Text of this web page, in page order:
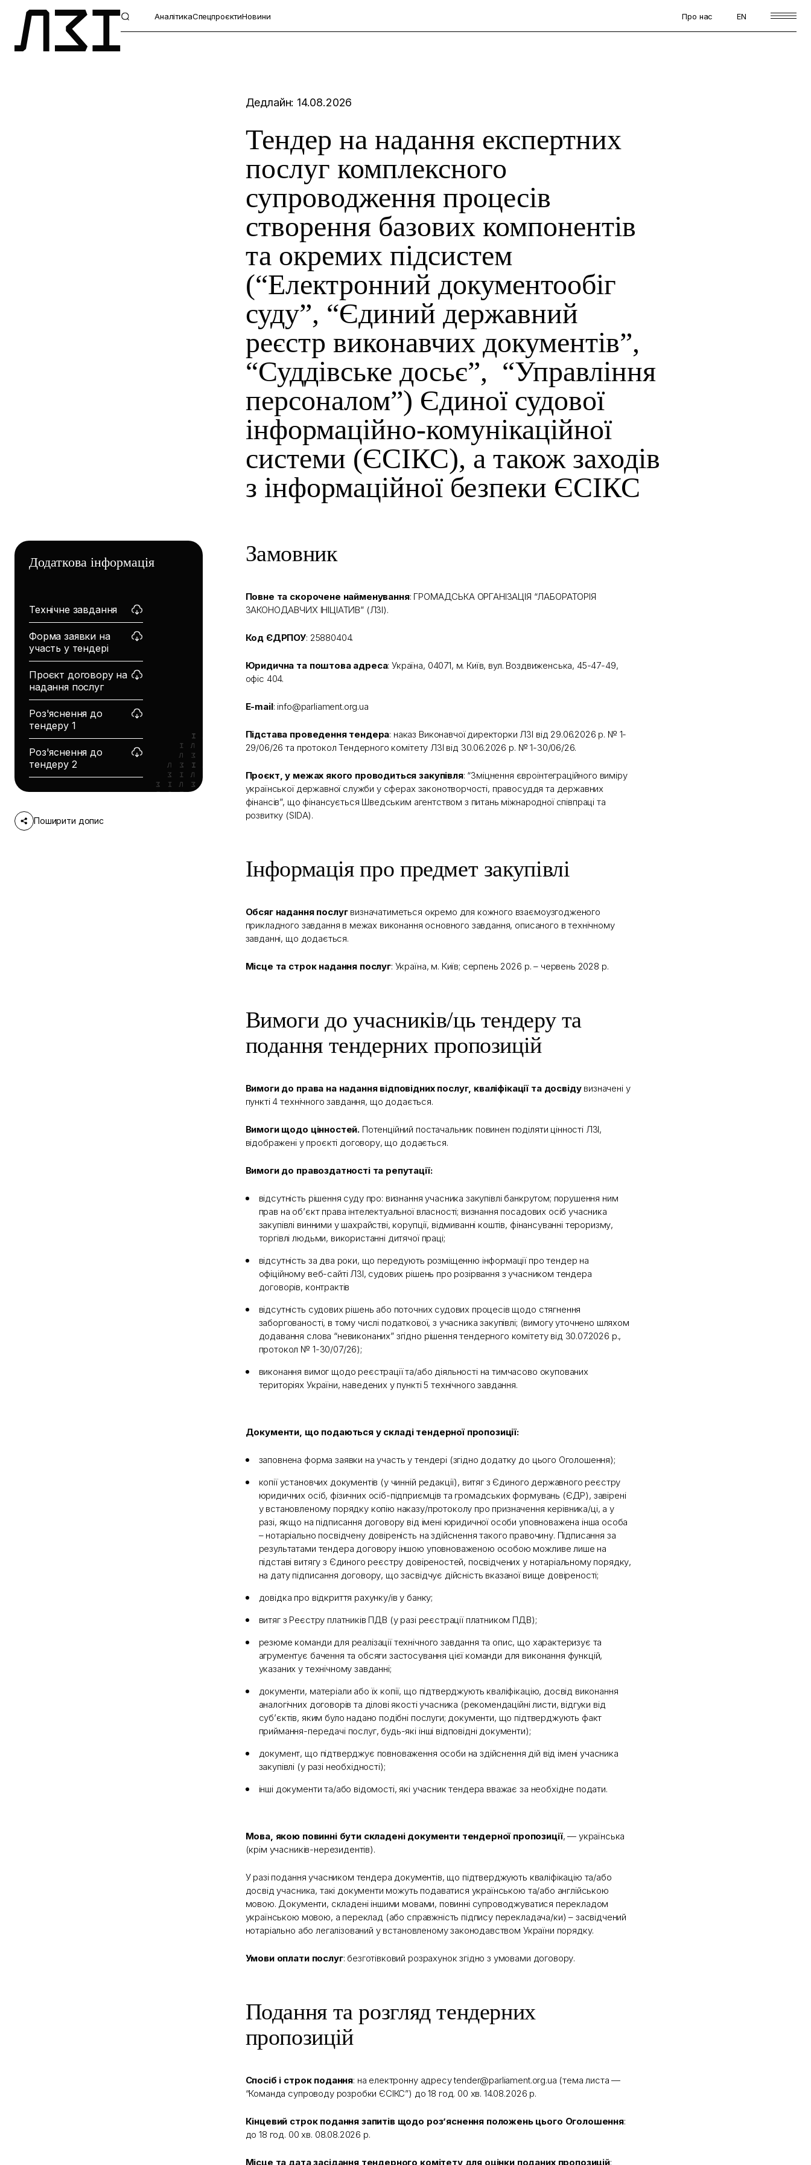
АналітикаСпецпроєктиНовини Про нас EN
Дедлайн: 14.08.2026
Тендер на надання експертних
послуг комплексного
супроводження процесів
створення базових компонентів
та окремих підсистем
(“Електронний документообіг
суду”, “Єдиний державний
реєстр виконавчих документів”,
“Суддівське досьє”, “Управління
персоналом”) Єдиної судової
інформаційно-комунікаційної
системи (ЄСІКС), а також заходів
з інформаційної безпеки ЄСІКС
Додаткова інформація
Технічне завдання
Форма заявки на
участь у тендері
Проєкт договору на
надання послуг
Роз'яснення до
тендеру 1
Роз'яснення до
тендеру 2
Поширити допис
Замовник
Повне та скорочене найменування: ГРОМАДСЬКА ОРГАНІЗАЦІЯ “ЛАБОРАТОРІЯ
ЗАКОНОДАВЧИХ ІНІЦІАТИВ” (ЛЗІ).
Код ЄДРПОУ: 25880404.
Юридична та поштова адреса: Україна, 04071, м. Київ, вул. Воздвиженська, 45-47-49,
офіс 404.
E-mail: info@parliament.org.ua
Підстава проведення тендера: наказ Виконавчої директорки ЛЗІ від 29.06.2026 р. № 1-
29/06/26 та протокол Тендерного комітету ЛЗІ від 30.06.2026 р. № 1-30/06/26.
Проєкт, у межах якого проводиться закупівля: “Зміцнення євроінтеграційного виміру
української державної служби у сферах законотворчості, правосуддя та державних
фінансів”, що фінансується Шведським агентством з питань міжнародної співпраці та
розвитку (SIDA).
Інформація про предмет закупівлі
Обсяг надання послугвизначатиметься окремо для кожного взаємоузгодженого
прикладного завдання в межах виконання основного завдання, описаного в технічному
завданні, що додається.
Місце та строк надання послуг: Україна, м. Київ; серпень 2026 р. – червень 2028 р.
Вимоги до учасників/ць тендеру та
подання тендерних пропозицій
Вимоги до права на надання відповідних послуг, кваліфікації та досвіду визначені у
пункті 4 технічного завдання, що додається.
Вимоги щодо цінностей. Потенційний постачальник повинен поділяти цінності ЛЗІ,
відображені у проєкті договору, що додається.
Вимоги до правоздатності та репутації:
відсутність рішення суду про: визнання учасника закупівлі банкрутом; порушення ним
прав на об’єкт права інтелектуальної власності; визнання посадових осіб учасника
закупівлі винними у шахрайстві, корупції, відмиванні коштів, фінансуванні тероризму,
торгівлі людьми, використанні дитячої праці;
відсутність за два роки, що передують розміщенню інформації про тендер на
офіційному веб-сайті ЛЗІ, судових рішень про розірвання з учасником тендера
договорів, контрактів
відсутність судових рішень або поточних судових процесів щодо стягнення
заборгованості, в тому числі податкової, з учасника закупівлі; (вимогу уточнено шляхом
додавання слова “невиконаних” згідно рішення тендерного комітету від 30.07.2026 р.,
протокол № 1-30/07/26);
виконання вимог щодо реєстрації та/або діяльності на тимчасово окупованих
територіях України, наведених у пункті 5 технічного завдання.
Документи, що подаються у складі тендерної пропозиції:
заповнена форма заявки на участь у тендері (згідно додатку до цього Оголошення);
копії установчих документів (у чинній редакції), витяг з Єдиного державного реєстру
юридичних осіб, фізичних осіб-підприємців та громадських формувань (ЄДР), завірені
у встановленому порядку копію наказу/протоколу про призначення керівника/ці, а у
разі, якщо на підписання договору від імені юридичної особи уповноважена інша особа
– нотаріально посвідчену довіреність на здійснення такого правочину. Підписання за
результатами тендера договору іншою уповноваженою особою можливе лише на
підставі витягу з Єдиного реєстру довіреностей, посвідчених у нотаріальному порядку,
на дату підписання договору, що засвідчує дійсність вказаної вище довіреності;
довідка про відкриття рахунку/ів у банку;
витяг з Реєстру платників ПДВ (у разі реєстрації платником ПДВ);
резюме команди для реалізації технічного завдання та опис, що характеризує та
агрументує бачення та обсяги застосування цієї команди для виконання функцій,
указаних у технічному завданні;
документи, матеріали або їх копії, що підтверджують кваліфікацію, досвід виконання
аналогічних договорів та ділові якості учасника (рекомендаційні листи, відгуки від
суб’єктів, яким було надано подібні послуги; документи, що підтверджують факт
приймання-передачі послуг, будь-які інші відповідні документи);
документ, що підтверджує повноваження особи на здійснення дій від імені учасника
закупівлі (у разі необхідності);
інші документи та/або відомості, які учасник тендера вважає за необхідне подати.
Мова, якою повинні бути складені документи тендерної пропозиції, — українська
(крім учасників-нерезидентів).
У разі подання учасником тендера документів, що підтверджують кваліфікацію та/або
досвід учасника, такі документи можуть подаватися українською та/або англійською
мовою. Документи, складені іншими мовами, повинні супроводжуватися перекладом
українською мовою, а переклад (або справжність підпису перекладача/ки) – засвідчений
нотаріально або легалізований у встановленому законодавством України порядку.
Умови оплати послуг: безготівковий розрахунок згідно з умовами договору.
Подання та розгляд тендерних
пропозицій
Спосіб і строк подання: на електронну адресу tender@parliament.org.ua (тема листа —
“Команда супроводу розробки ЄСІКС”) до 18 год. 00 хв. 14.08.2026 р.
Кінцевий строк подання запитів щодо роз’яснення положень цього Оголошення:
до 18 год. 00 хв. 08.08.2026 р.
Місце та дата засідання тендерного комітету для оцінки поданих пропозицій: